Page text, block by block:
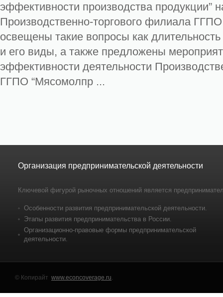
эффективности производства продукции”
Производственно-торгового филиала
освещены такие вопросы как
и его виды, а также предложены
эффективности деятельности
ГГПО “Мясомолпр ...
Организация предпринимательской деятельности
Ключевой фигурой рыночных отношений является
Особенности развития предпринимательской деятельности.
Этапы развития предпринимательства в России.
Организационно-правовые формы предпринимательской
деятельности.
© Копирайт www.econcoverage.ru.